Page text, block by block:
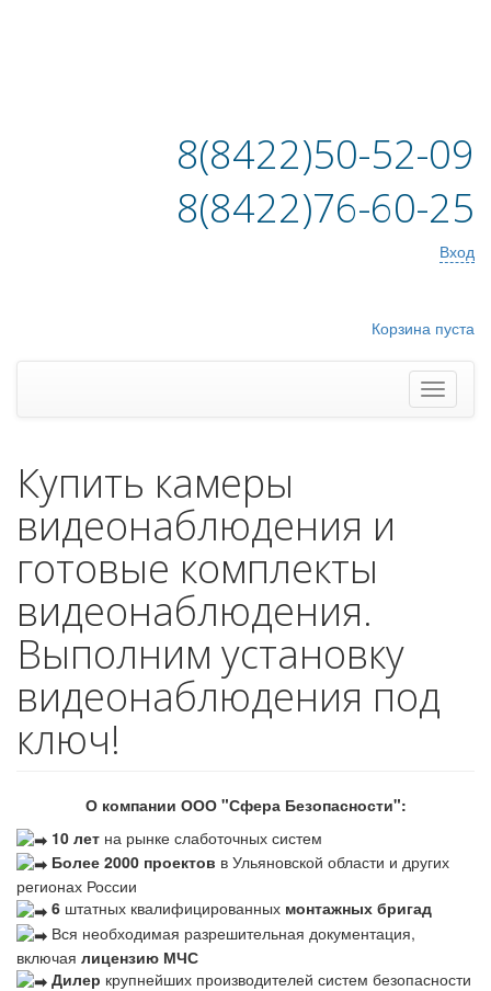
8(8422)50-52-09
8(8422)76-60-25
Вход
Корзина пуста
Купить камеры
видеонаблюдения и
готовые комплекты
видеонаблюдения.
Выполним установку
видеонаблюдения под
ключ!
О компании ООО "Сфера Безопасности":
10 лет на рынке слаботочных систем
Более 2000 проектов в Ульяновской области и других
регионах России
6 штатных квалифицированных монтажных бригад
Вся необходимая разрешительная документация,
включая лицензию МЧС
Дилер крупнейших производителей систем безопасности